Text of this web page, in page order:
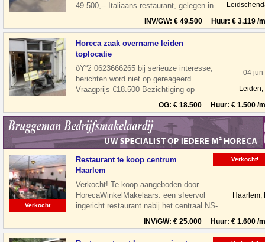
49.500,-- Italiaans restaurant, gelegen in
een groot winkelcentrum Wink
INV/GW: € 49.500 Huur: € 3.119 /
Horeca zaak overname leiden
toplocatie
ðŸ“ž 0623666265 bij serieuze interesse,
berichten word niet op gereageerd.
Vraagprijs €18.500 Bezichtiging op
afspraak Overname horeca zaak in leiden
04 jun
Leiden,
OG: € 18.500 Huur: € 1.500 /
Verkocht
Restaurant te koop centrum
Haarlem
Verkocht! Te koop aangeboden door
HorecaWinkelMakelaars: een sfeervol
ingericht restaurant nabij het centraal NS-
Station te Haarlem. Het restaurant is
Haarlem,
INV/GW: € 25.000 Huur: € 1.600 /
Verkocht!